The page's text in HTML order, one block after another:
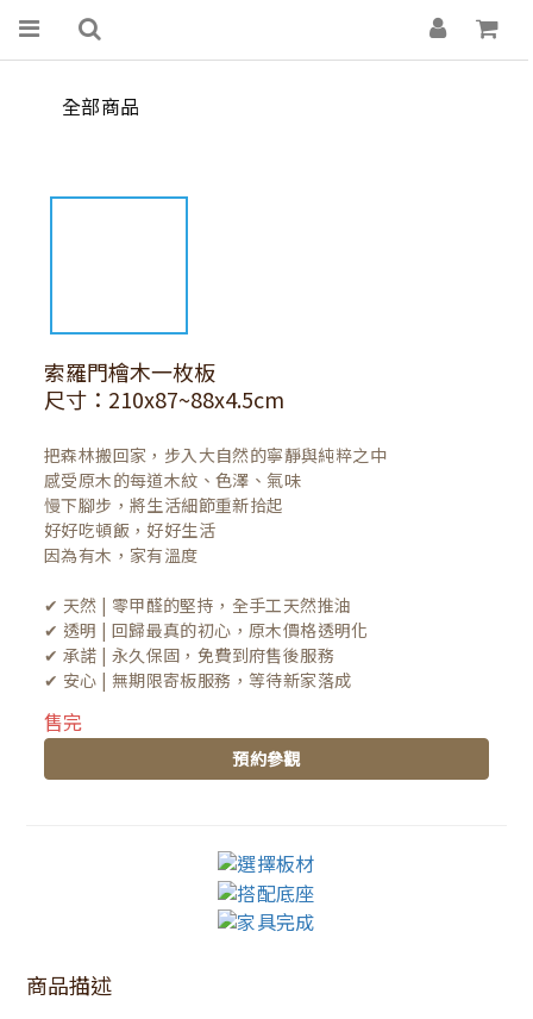
全部商品
索羅門檜木一枚板
尺寸：210x87~88x4.5cm
把森林搬回家，步入大自然的寧靜與純粹之中
感受原木的每道木紋、色澤、氣味
慢下腳步，將生活細節重新拾起
好好吃頓飯，好好生活
因為有木，家有溫度
✔ 天然 | 零甲醛的堅持，全手工天然推油
✔ 透明 | 回歸最真的初心，原木價格透明化
✔ 承諾 | 永久保固，免費到府售後服務
✔ 安心 | 無期限寄板服務，等待新家落成
售完
預約參觀
商品描述